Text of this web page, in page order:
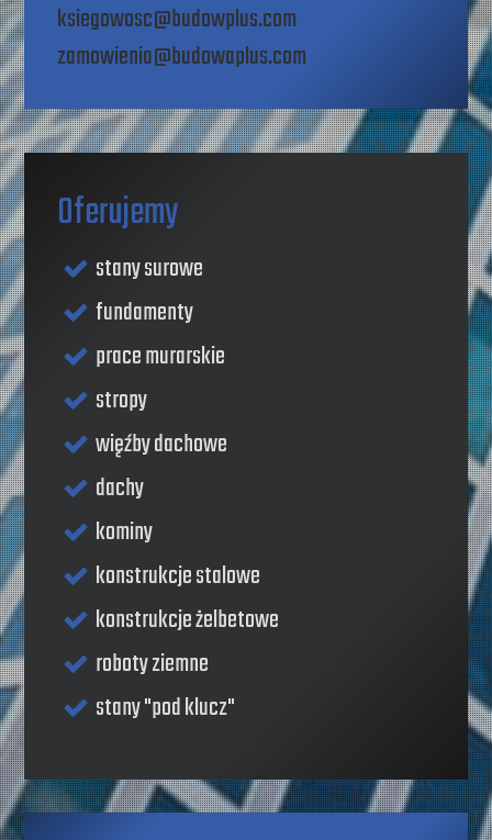
ksiegowosc@budowplus.com
zamowienia@budowaplus.com
Oferujemy
stany surowe
fundamenty
prace murarskie
stropy
więźby dachowe
dachy
kominy
konstrukcje stalowe
konstrukcje żelbetowe
roboty ziemne
stany "pod klucz"